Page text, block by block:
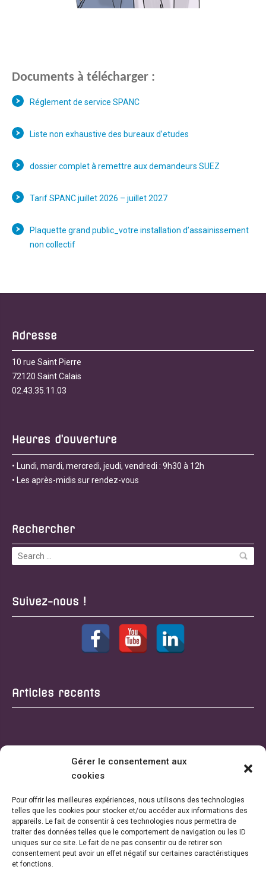
Gérer le consentement aux
cookies
Pour offrir les meilleures expériences, nous utilisons des technologies
telles que les cookies pour stocker et/ou accéder aux informations des
appareils. Le fait de consentir à ces technologies nous permettra de
traiter des données telles que le comportement de navigation ou les ID
uniques sur ce site. Le fait de ne pas consentir ou de retirer son
consentement peut avoir un effet négatif sur certaines caractéristiques
et fonctions.
Documents à télécharger :
Réglement de service SPANC
Liste non exhaustive des bureaux d’etudes
dossier complet à remettre aux demandeurs SUEZ
Tarif SPANC juillet 2026 – juillet 2027
Plaquette grand public_votre installation d’assainissement
non collectif
Adresse
10 rue Saint Pierre
72120 Saint Calais
02.43.35.11.03
Heures d’ouverture
• Lundi, mardi, mercredi, jeudi, vendredi : 9h30 à 12h
• Les après-midis sur rendez-vous
Rechercher
Suivez-nous !
Articles recents